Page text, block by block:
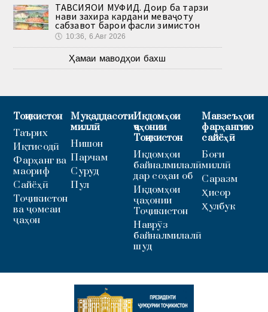
ТАВСИЯҲОИ МУФИД. Доир ба тарзи
нави захира кардани меваҷоту
сабзавот барои фасли зимистон
🕔 10:36, 6.Авг 2026
Ҳамаи маводҳои бахш
Тоҷикистон
Таърих
Иқтисодӣ
Фарҳанг ва
маориф
Сайёҳӣ
Тоҷикистон
ва ҷомеаи
ҷаҳон
Муқаддасоти
миллӣ
Нишон
Парчам
Суруд
Пул
Иқдомҳои
ҷаҳонии
Тоҷикистон
Иқдомҳои
байналмилалӣ
дар соҳаи об
Иқдомҳои
ҷаҳонии
Тоҷикистон
Наврӯз
байналмилалӣ
шуд
Мавзеъҳои
фарҳангию
сайёҳӣ
Боғи
миллӣ
Саразм
Ҳисор
Ҳулбук